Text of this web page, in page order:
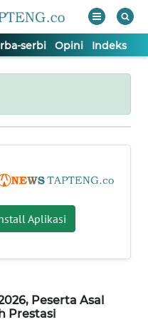
serbi Opini Indeks
Aplikasi
Peserta Asal
Prestasi